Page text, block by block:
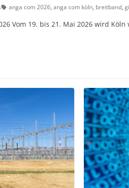
anga com 2026, anga com köln, breitband,
Vom 19. bis 21. Mai 2026 wird